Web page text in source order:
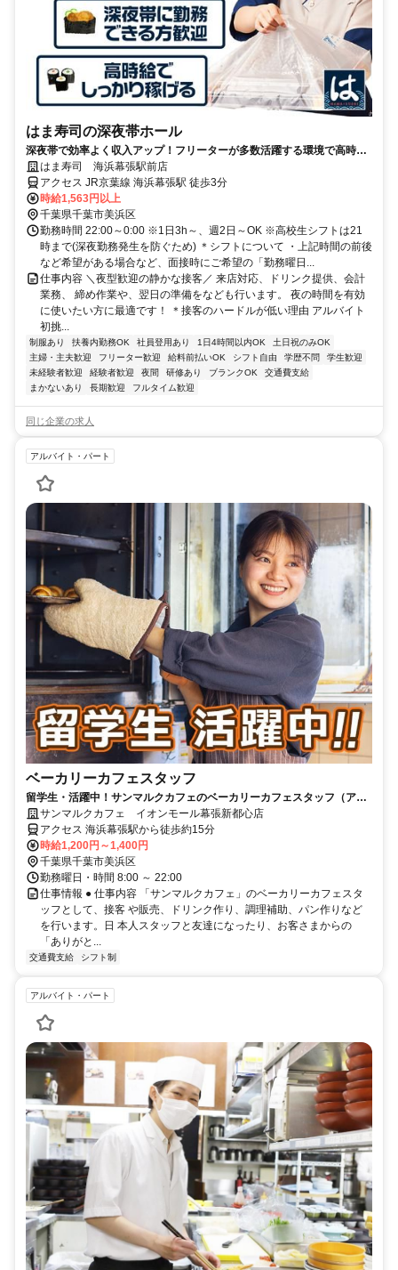
はま寿司の深夜帯ホール
深夜帯で効率よく収入アップ！フリーターが多数活躍する環境で高時給
で働きませんか？
はま寿司 海浜幕張駅前店
アクセス JR京葉線 海浜幕張駅 徒歩3分
時給1,563円以上
千葉県千葉市美浜区
勤務時間 22:00～0:00 ※1日3h～、週2日～OK ※高校生シフトは21
時まで(深夜勤務発生を防ぐため) ＊シフトについて ・上記時間の前後
など希望がある場合など、面接時にご希望の「勤務曜日...
仕事内容 ＼夜型歓迎の静かな接客／ 来店対応、ドリンク提供、会計
業務、 締め作業や、翌日の準備をなども行います。 夜の時間を有効
に使いたい方に最適です！ ＊接客のハードルが低い理由 アルバイト
初挑...
制服あり 扶養内勤務OK 社員登用あり 1日4時間以内OK
土日祝のみOK
主婦・主夫歓迎
フリーター歓迎 給料前払いOK シフト自由 学歴不問
学生歓迎
未経験者歓迎
経験者歓迎 夜間 研修あり ブランクOK
交通費支給
まかないあり
長期歓迎 フルタイム歓迎
同じ企業の求人
アルバイト・パート
ベーカリーカフェスタッフ
留学生・活躍中！サンマルクカフェのベーカリーカフェスタッフ（アル
バイト・パート）求人！
サンマルクカフェ イオンモール幕張新都心店
アクセス 海浜幕張駅から徒歩約15分
時給1,200円～1,400円
千葉県千葉市美浜区
勤務曜日・時間 8:00 ～ 22:00
仕事情報 ● 仕事内容 「サンマルクカフェ」のベーカリーカフェスタ
ッフとして、接客 や販売、ドリンク作り、調理補助、パン作りなど
を行います。日 本人スタッフと友達になったり、お客さまからの
「ありがと...
交通費支給 シフト制
アルバイト・パート